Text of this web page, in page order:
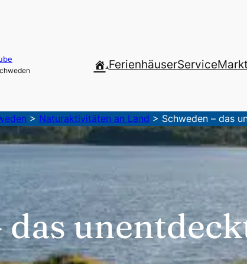
.FerienhäuserService
> Naturaktivitäten an Land > Schweden – das
das